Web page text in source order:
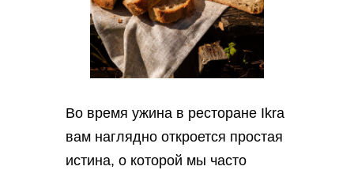
Во время ужина в ресторане Ikra
вам наглядно откроется простая
истина, о которой мы часто